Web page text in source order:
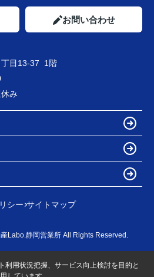
お問い合わせ
丁目13-37 1階
み
シー サイトマップ
Labo.静岡営業所 All Rights Reserved.
利用状況把握、サービス向上検討を目的と